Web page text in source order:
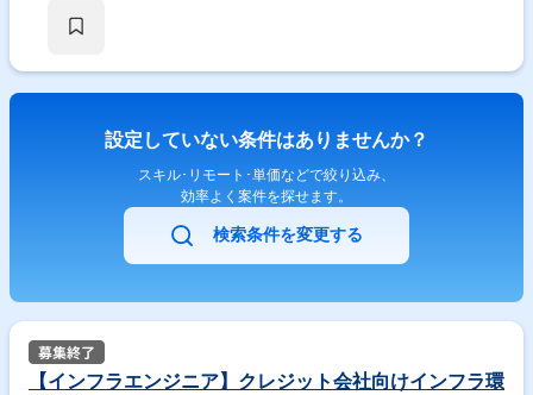
設定していない条件はありませんか？
スキル･リモート･単価などで絞り込み、
効率よく案件を探せます。
検索条件を変更する
【インフラエンジニア】クレジット会社向けインフラ環